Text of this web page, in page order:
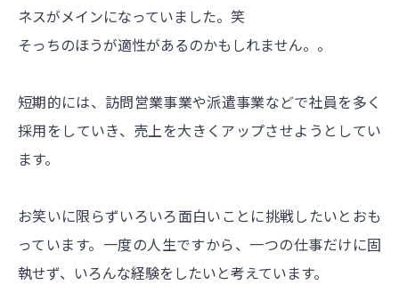
ネスがメインになっていました。笑
そっちのほうが適性があるのかもしれません。。
短期的には、訪問営業事業や派遣事業などで社員を多く
採用をしていき、売上を大きくアップさせようとしてい
ます。
お笑いに限らずいろいろ面白いことに挑戦したいとおも
っています。一度の人生ですから、一つの仕事だけに固
執せず、いろんな経験をしたいと考えています。